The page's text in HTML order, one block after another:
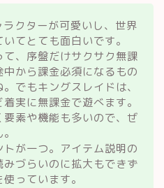
ラクターが可愛いし、世界
てとても面白いです。
て、序盤だけサクサク無課
から課金必須になるもの
でもキングスレイドは、
実に無課金で遊べます。
要素や機能も多いので、ぜ
が一つ。アイテム説明の
づらいのに拡大もできず
っています。